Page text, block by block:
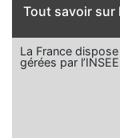
Tout savoir sur
La France
gérées par